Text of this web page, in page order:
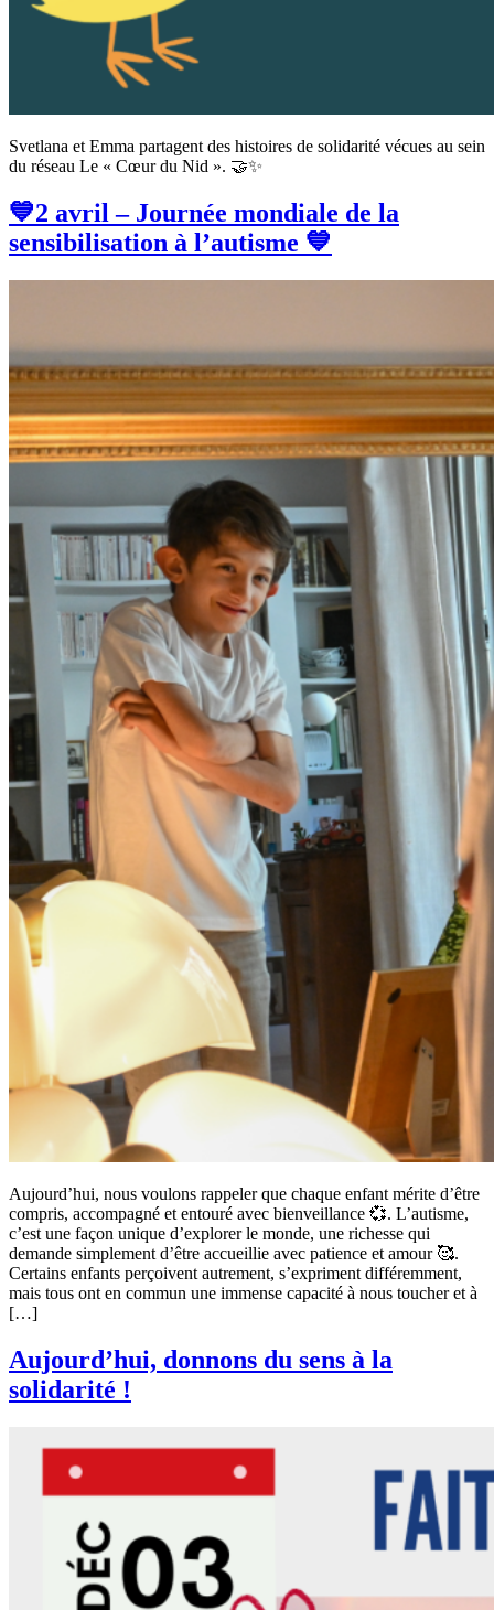
Svetlana et Emma partagent des histoires de solidarité vécues au sein
du réseau Le « Cœur du Nid ». 🤝✨
💙2 avril – Journée mondiale de la
sensibilisation à l’autisme 💙
Aujourd’hui, nous voulons rappeler que chaque enfant mérite d’être
compris, accompagné et entouré avec bienveillance 💞. L’autisme,
c’est une façon unique d’explorer le monde, une richesse qui
demande simplement d’être accueillie avec patience et amour 🥰.
Certains enfants perçoivent autrement, s’expriment différemment,
mais tous ont en commun une immense capacité à nous toucher et à
[…]
Aujourd’hui, donnons du sens à la
solidarité !